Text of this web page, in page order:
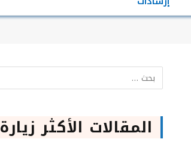
المقالات الأكثر زيارة